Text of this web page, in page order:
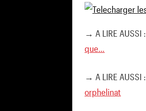
→ A LIRE AUSSI :
que…
→ A LIRE AUSSI :
orphelinat